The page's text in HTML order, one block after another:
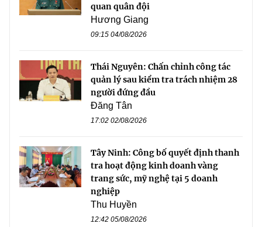
quan quân đội
Hương Giang
09:15 04/08/2026
Thái Nguyên: Chấn chỉnh công tác
quản lý sau kiểm tra trách nhiệm 28
người đứng đầu
Đăng Tân
17:02 02/08/2026
Tây Ninh: Công bố quyết định thanh
tra hoạt động kinh doanh vàng
trang sức, mỹ nghệ tại 5 doanh
nghiệp
Thu Huyền
12:42 05/08/2026